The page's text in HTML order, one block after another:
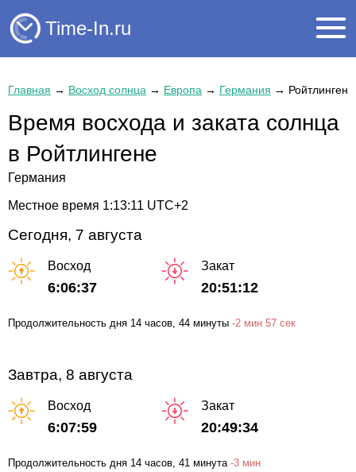
Time-In.ru
Главная → Восход солнца → Европа → Германия → Ройтлинген
Время восхода и заката солнца
в Ройтлингене
Германия
Местное время 1:13:11 UTC+2
Сегодня, 7 августа
Восход
6:06:37
Закат
20:51:12
Продолжительность дня 14 часов , 44 минуты -2 мин 57 сек
Завтра, 8 августа
Восход
6:07:59
Закат
20:49:34
Продолжительность дня 14 часов, 41 минута-3 мин